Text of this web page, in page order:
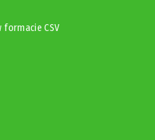
formacie CSV